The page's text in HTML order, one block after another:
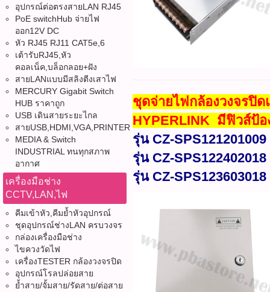
อุปกรณ์ต่อตรงสายLAN RJ45
PoE switchHub จ่ายไฟ
ออก12V DC
หัว RJ45 RJ11 CAT5e,6
เต้ารับRJ45,หัว
คอลเน็ค,บล็อกลอย+ฝัง
สายLANแบบมีสลิงตีงเสาไฟ
MERCURY Gigabit Switch
HUB ราคาถูก
USB เดินสายระยะไกล
สายUSB,HDMI,VGA,PRINTER
MEDIA & Switch
INDUSTRIAL ทนทุกสภาพ
อากาศ
เครื่องมือช่าง
CCTV,LAN,ไฟ
คีมเข้าหัว,คีมย้ำหัวอุปกรณ์
ชุดอุปกรณ์ช่างLAN ครบวงจร
กล่องเครื่องมือช่าง
ไขควงวัดไฟ
เครื่องTESTER กล้องวงจรปิด
อุปกรณ์โรลปล่อยสาย
ย้ำสาย/จั้มสาย/รัดสาย/ต่อสาย
ชุดจ่ายไฟกล้องวงจรปิด
HYPERLINK มีฟิวส์ป้
รุ่น CZ-
รุ่น CZ-
รุ่น CZ-